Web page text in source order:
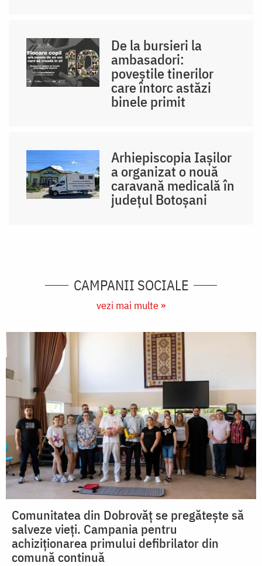
De la bursieri la
ambasadori:
poveștile tinerilor
care întorc astăzi
binele primit
Arhiepiscopia Iașilor
a organizat o nouă
caravană medicală în
județul Botoșani
CAMPANII SOCIALE
vezi mai multe »
Comunitatea din Dobrovăț se pregătește să
salveze vieți. Campania pentru
achiziționarea primului defibrilator din
comună continuă